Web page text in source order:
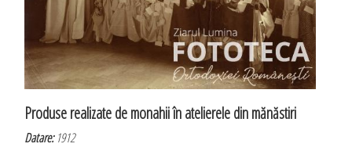
Produse realizate de monahii în atelierele din mănăstiri
Datare:1912